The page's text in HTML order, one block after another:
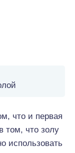
что и первая
том, что золу
использовать